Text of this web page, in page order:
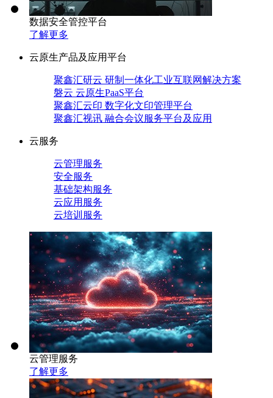
数据安全管控平台
了解更多
云原生产品及应用平台
聚鑫汇研云 研制一体化工业互联网解决方案
磐云 云原生PaaS平台
聚鑫汇云印 数字化文印管理平台
聚鑫汇视讯 融合会议服务平台及应用
云服务
云管理服务
安全服务
基础架构服务
云应用服务
云培训服务
云管理服务
了解更多